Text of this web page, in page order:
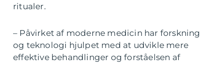
ritualer.
– Påvirket af moderne medicin har forskning
og teknologi hjulpet med at udvikle mere
effektive behandlinger og forståelsen af